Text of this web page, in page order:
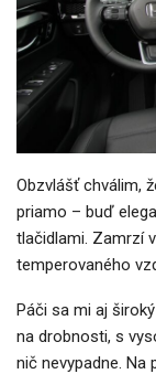
Obzvlášť chválim,
priamo – buď
tlačidlami. Zamrzí
temperovaného
Páči sa mi aj
na drobnosti, s
nič nevypadne. Na